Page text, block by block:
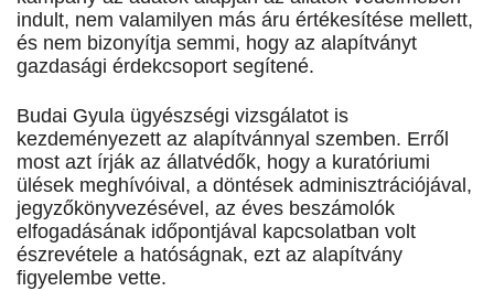
indult, nem valamilyen más áru értékesítése mellett,
és nem bizonyítja semmi, hogy az alapítványt
gazdasági érdekcsoport segítené.
Budai Gyula ügyészségi vizsgálatot is
kezdeményezett az alapítvánnyal szemben. Erről
most azt írják az állatvédők, hogy a kuratóriumi
ülések meghívóival, a döntések adminisztrációjával,
jegyzőkönyvezésével, az éves beszámolók
elfogadásának időpontjával kapcsolatban volt
észrevétele a hatóságnak, ezt az alapítvány
figyelembe vette.